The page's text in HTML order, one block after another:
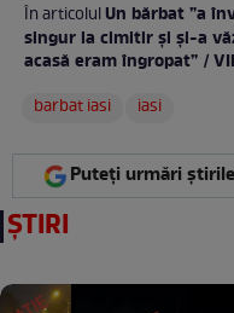
În articolulUn bărbat ”a
singur la cimitir și și-a
acasă eram îngropat” /
barbat iasi
iasi
Puteți urmări
ȘTIRI